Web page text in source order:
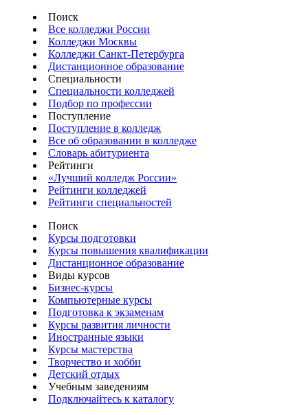
Поиск
Все колледжи России
Колледжи Москвы
Колледжи Санкт-Петербурга
Дистанционное образование
Специальности
Специальности колледжей
Подбор по профессии
Поступление
Поступление в колледж
Все об образовании в колледже
Словарь абитуриента
Рейтинги
«Лучший колледж России»
Рейтинги колледжей
Рейтинги специальностей
Поиск
Курсы подготовки
Курсы повышения квалификации
Дистанционное образование
Виды курсов
Бизнес-курсы
Компьютерные курсы
Подготовка к экзаменам
Курсы развития личности
Иностранные языки
Курсы мастерства
Творчество и хобби
Детский отдых
Учебным заведениям
Подключайтесь к каталогу